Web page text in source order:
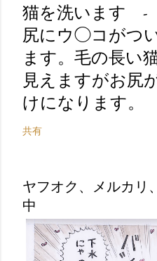
猫を洗います -
尻にウ◯コがつ
ます。毛の長い
見えますがお尻
けになります。
共有
ヤフオク、メルカリ
中